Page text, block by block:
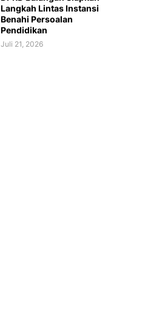
Langkah Lintas Instansi
Benahi Persoalan
Pendidikan
Juli 21, 2026